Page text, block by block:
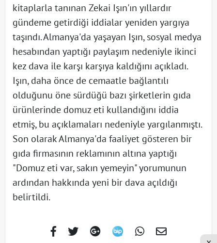
kitaplarla tanınan Zekai Işın'ın yıllardır
gündeme getirdiği iddialar yeniden yargıya
taşındı. Almanya'da yaşayan Işın, sosyal medya
hesabından yaptığı paylaşım nedeniyle ikinci
kez dava ile karşı karşıya kaldığını açıkladı.
Işın, daha önce de cemaatle bağlantılı
olduğunu öne sürdüğü bazı şirketlerin gıda
ürünlerinde domuz eti kullandığını iddia
etmiş, bu açıklamaları nedeniyle yargılanmıştı.
Son olarak Almanya'da faaliyet gösteren bir
gıda firmasının reklamının altına yaptığı
"Domuz eti var, sakın yemeyin" yorumunun
ardından hakkında yeni bir dava açıldığı
belirtildi.